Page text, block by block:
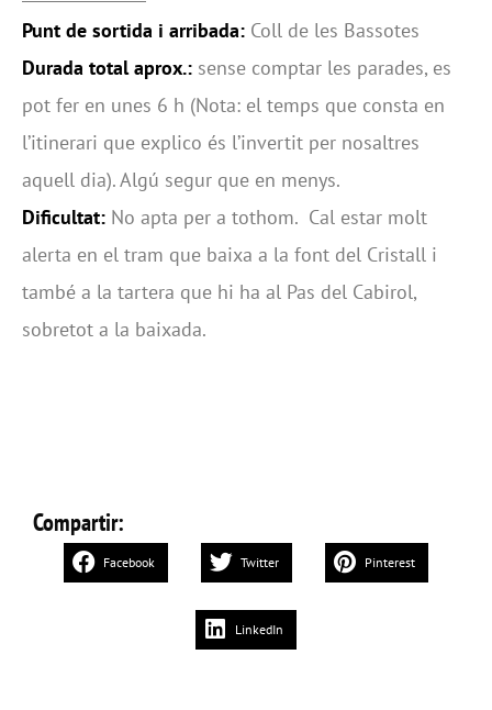
Punt de sortida i arribada: Coll de les Bassotes
Durada total aprox.: sense comptar les parades, es
pot fer en unes 6 h (Nota: el temps que consta en
l’itinerari que explico és l’invertit per nosaltres
aquell dia). Algú segur que en menys.
Dificultat: No apta per a tothom. Cal estar molt
alerta en el tram que baixa a la font del Cristall i
també a la tartera que hi ha al Pas del Cabirol,
sobretot a la baixada.
Compartir:
Facebook Twitter Pinterest
LinkedIn